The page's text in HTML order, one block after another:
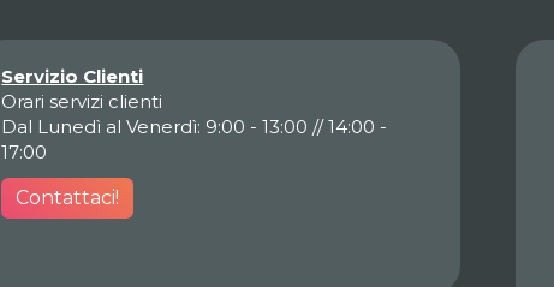
Servizio Clienti
Orari servizi clienti
Dal Lunedì al Venerdì: 9:00 - 13:00 // 14:00 -
17:00
Contattaci!